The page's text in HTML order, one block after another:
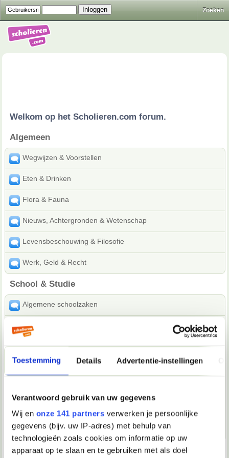
Toestemming Details Advertentie-instellingen
Verantwoord gebruik van uw gegevens
Wij en onze 141 partners verwerken je persoonlijke
gegevens (bijv. uw IP-adres) met behulp van
technologieën zoals cookies om informatie op uw
apparaat op te slaan en te gebruiken met als doel
Zoeken
Welkom op het Scholieren.com forum.
Algemeen
Wegwijzen & Voorstellen
Eten & Drinken
Flora & Fauna
Nieuws, Achtergronden & Wetenschap
Levensbeschouwing & Filosofie
Werk, Geld & Recht
School & Studie
Algemene schoolzaken
Studeren
Huiswerkvragen: Cultuur, Maatschappij & Economie
Huiswerkvragen: Exacte vakken
Centraal eindexamen
Archief 2003-2015
Kunst & Cultuur